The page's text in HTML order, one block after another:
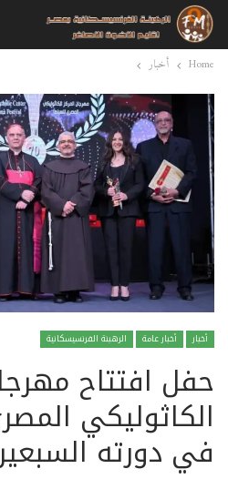
Home أخبار
أخبار أخبار عامة الرهبنة الفرنسيسكانية
حفل افتتاح
الكاثوليكي
في دورته